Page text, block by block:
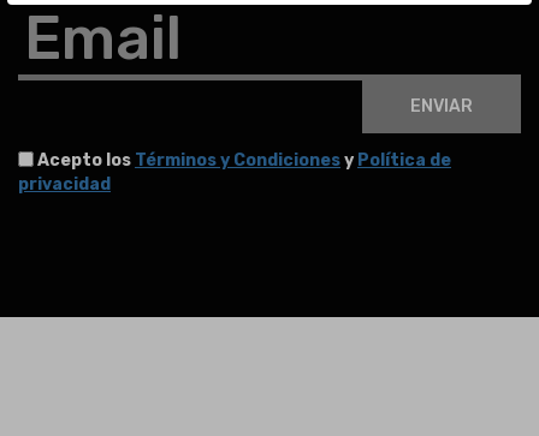
Email
ENVIAR
Acepto los Términos y Condicionesy Política de
privacidad